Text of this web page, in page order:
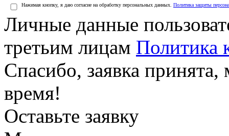
Нажимая кнопку, я даю согласие на обработку персональных данных. Политика защиты
Личные данные
третьим лицам Политика
Спасибо, заявка
время!
Оставьте заявку